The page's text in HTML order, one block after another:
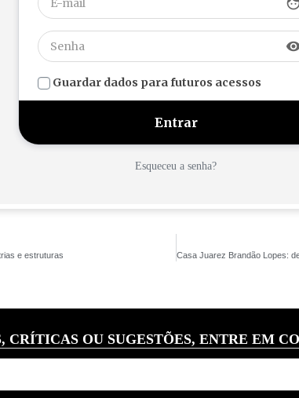
Guardar dados para futuros acessos
Esqueceu a senha?
e estruturas
CRÍTICAS OU SUGESTÕES, ENTRE EM